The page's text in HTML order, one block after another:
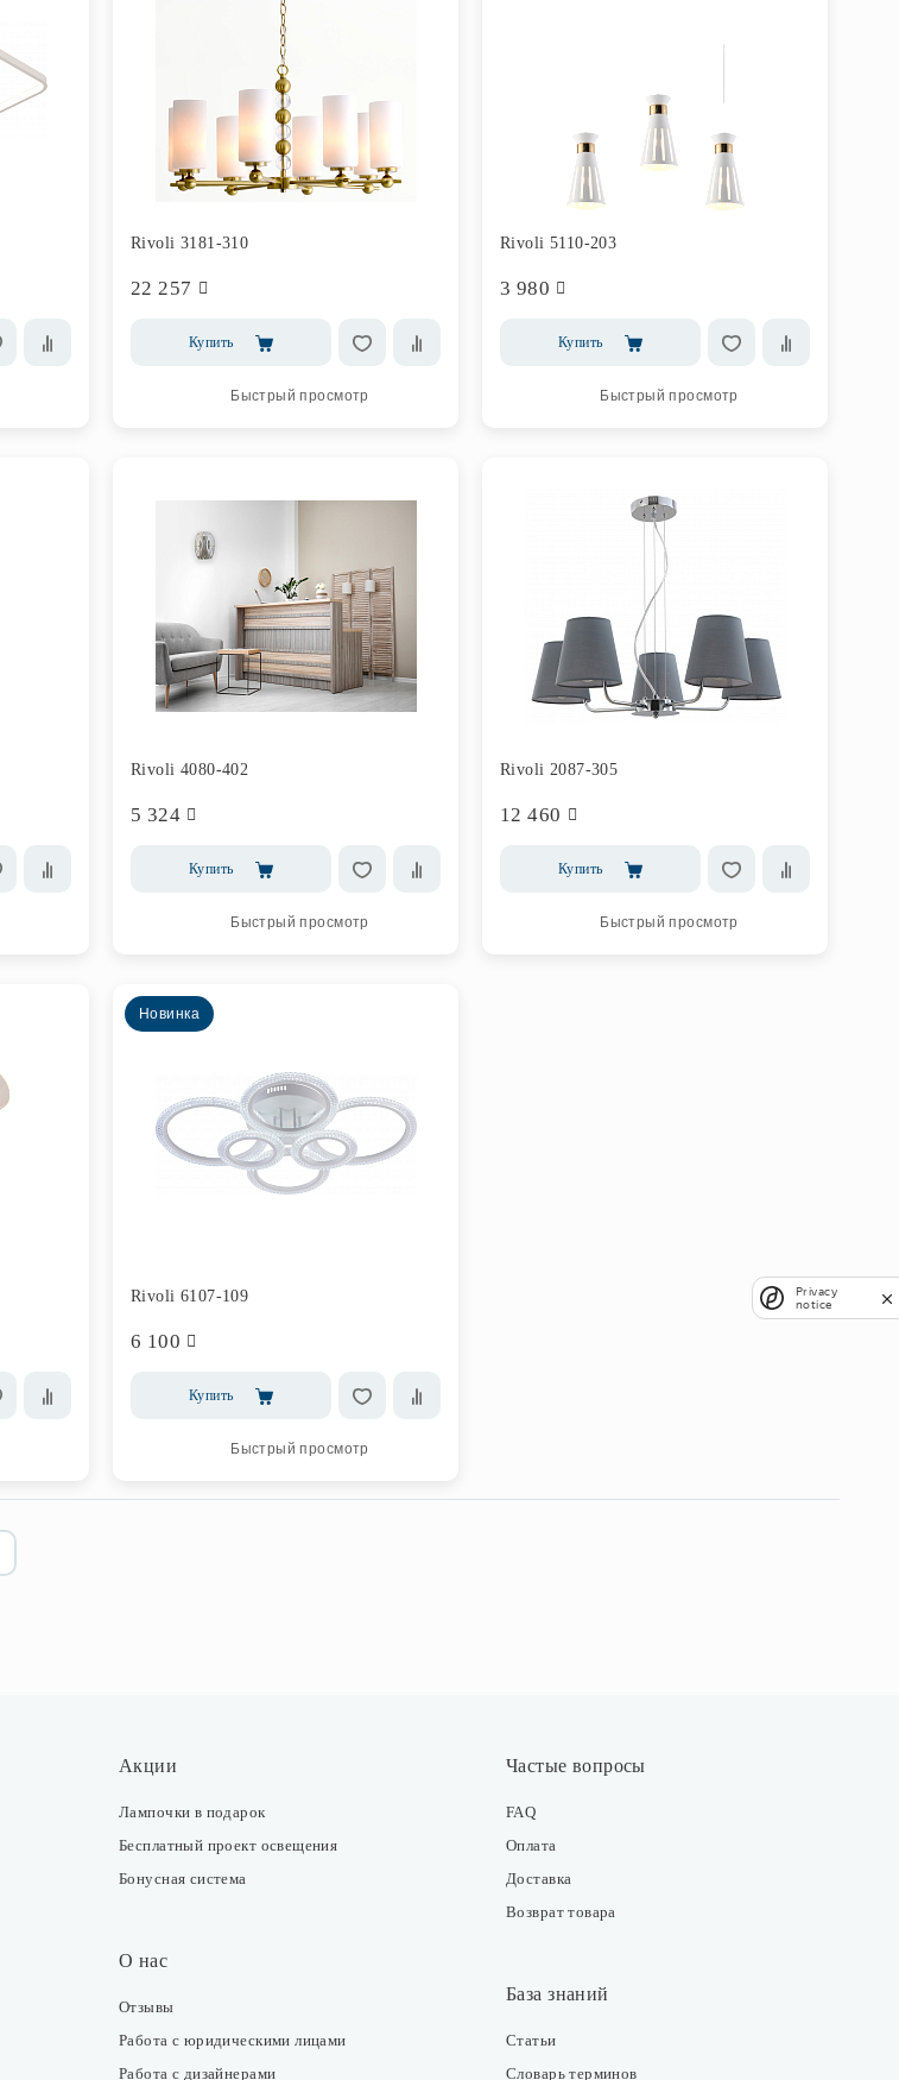
Rivoli 3181-310
22 257
Купить
Быстрый просмотр
Rivoli 5110-203
3 980
Купить
Быстрый просмотр
Rivoli 4080-402
5 324
Купить
Быстрый просмотр
Rivoli 2087-305
12 460
Купить
Быстрый просмотр
Новинка
Rivoli 6107-109
6 100
Купить
Быстрый просмотр
Акции
Лампочки в подарок
Бесплатный проект освещения
Бонусная система
О нас
Отзывы
Работа с юридическими лицами
Работа с дизайнерами
Частые вопросы
FAQ
Оплата
Доставка
Возврат товара
База знаний
Статьи
Словарь терминов
Privacy
notice